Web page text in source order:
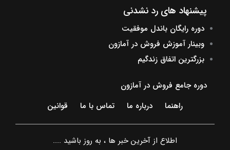
پیشنهاد های رد نشدنی
دوره رایگان باندل موفقیت
وبینار آموزش فروش در آمازون
بزرگترین اتفاق زندگیم
دوره جامع فروش در آمازون
راهنما
درباره ما تماس با ما قوانین
اطلاع از آخرین خبر ها ، به روز باشید ....